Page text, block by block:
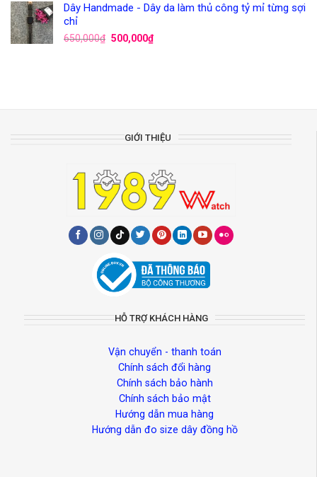
Dây Handmade - Dây da làm thủ công tỷ mỉ từng sợi
chỉ
650,000₫ 500,000₫
GIỚI THIỆU
HỖ TRỢ KHÁCH HÀNG
Vận chuyển - thanh toán
Chính sách đổi hàng
Chính sách bảo hành
Chính sách bảo mật
Hướng dẫn mua hàng
Hướng dẫn đo size dây đồng hồ